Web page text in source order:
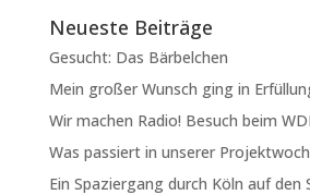
Neueste Beiträge
Gesucht: Das Bärbelchen
Mein großer Wunsch ging in
Wir machen Radio! Besuch beim
Was passiert in unserer
Ein Spaziergang durch Köln auf den